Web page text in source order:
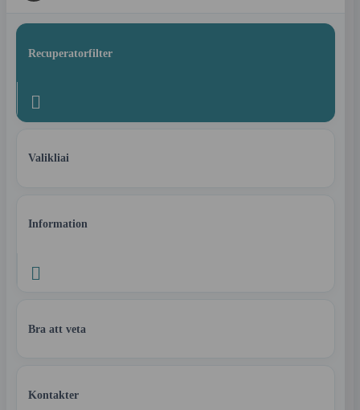
Recuperatorfilter

Valikliai
Information

Bra att veta
Kontakter